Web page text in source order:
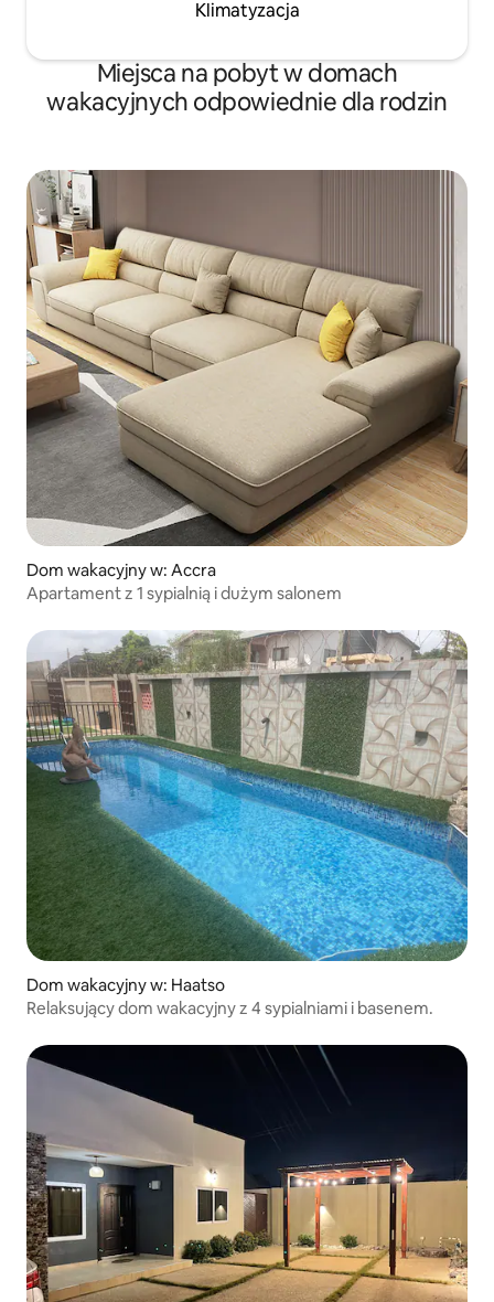
Klimatyzacja
Miejsca na pobyt w domach
wakacyjnych odpowiednie dla rodzin
Dom wakacyjny w: Accra
Apartament z 1 sypialnią i dużym salonem
Dom wakacyjny w: Haatso
Relaksujący dom wakacyjny z 4 sypialniami i basenem.